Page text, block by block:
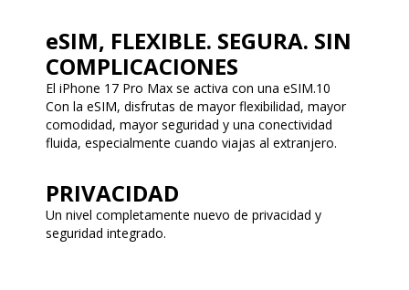
eSIM, FLEXIBLE. SEGURA. SIN
COMPLICACIONES
El iPhone 17 Pro Max se activa con una eSIM.10
Con la eSIM, disfrutas de mayor flexibilidad, mayor
comodidad, mayor seguridad y una conectividad
fluida, especialmente cuando viajas al extranjero.
PRIVACIDAD
Un nivel completamente nuevo de privacidad y
seguridad integrado.